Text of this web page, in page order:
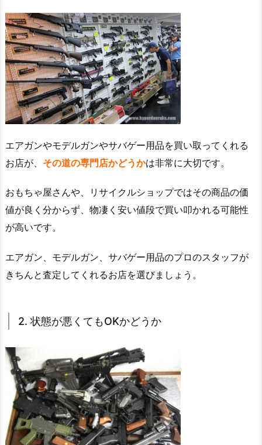
エアガンやモデルガンやサバゲー用品を買い取ってくれる
お店が、 その道の専門店かどうかは非常に大切です。
おもちゃ屋さんや、リサイクルショップではその商品の価
値が良く分からず、物凄く安い値段で買い叩かれる可能性
が高いです。
エアガン、モデルガン、サバゲー用品のプロのスタッフが
きちんと査定してくれるお店を選びましょう。
2. 状態が悪くてもOKかどうか